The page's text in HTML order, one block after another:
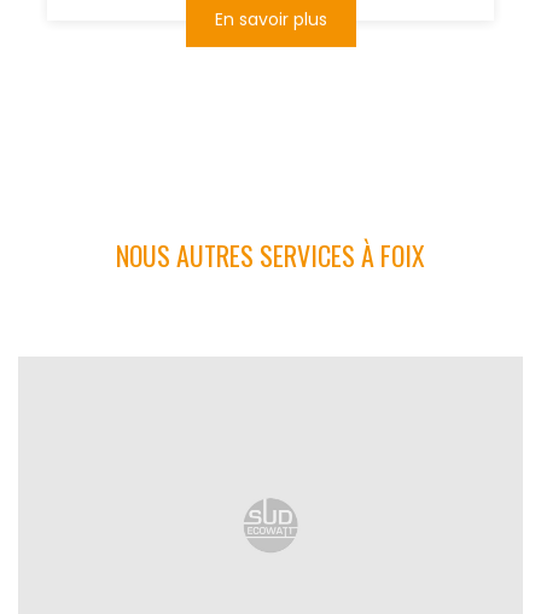
En savoir plus
NOUS AUTRES SERVICES À FOIX